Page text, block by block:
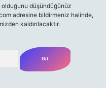
düşündüğünüz
adresine bildirmeniz halinde,
kaldırılacaktır.